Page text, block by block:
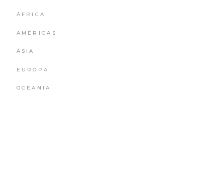
ÁFRICA
AMÉRICAS
ÁSIA
EUROPA
OCEANIA